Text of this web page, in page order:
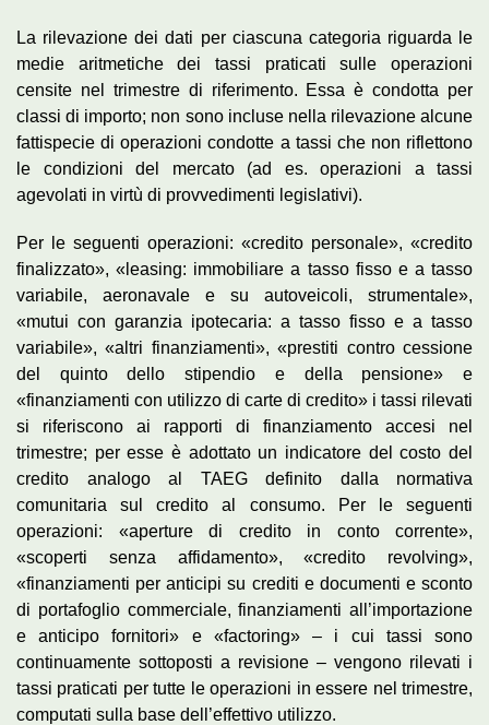
La rilevazione dei dati per ciascuna categoria riguarda le
medie aritmetiche dei tassi praticati sulle operazioni
censite nel trimestre di riferimento. Essa è condotta per
classi di importo; non sono incluse nella rilevazione alcune
fattispecie di operazioni condotte a tassi che non riflettono
le condizioni del mercato (ad es. operazioni a tassi
agevolati in virtù di provvedimenti legislativi).
Per le seguenti operazioni: «credito personale», «credito
finalizzato», «leasing: immobiliare a tasso fisso e a tasso
variabile, aeronavale e su autoveicoli, strumentale»,
«mutui con garanzia ipotecaria: a tasso fisso e a tasso
variabile», «altri finanziamenti», «prestiti contro cessione
del quinto dello stipendio e della pensione» e
«finanziamenti con utilizzo di carte di credito» i tassi rilevati
si riferiscono ai rapporti di finanziamento accesi nel
trimestre; per esse è adottato un indicatore del costo del
credito analogo al TAEG definito dalla normativa
comunitaria sul credito al consumo. Per le seguenti
operazioni: «aperture di credito in conto corrente»,
«scoperti senza affidamento», «credito revolving»,
«finanziamenti per anticipi su crediti e documenti e sconto
di portafoglio commerciale, finanziamenti all’importazione
e anticipo fornitori» e «factoring» – i cui tassi sono
continuamente sottoposti a revisione – vengono rilevati i
tassi praticati per tutte le operazioni in essere nel trimestre,
computati sulla base dell’effettivo utilizzo.